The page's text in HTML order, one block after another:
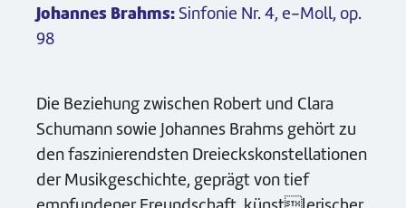
Johannes Brahms: Sinfonie Nr. 4, e-Moll, op.
98
Die Beziehung zwischen Robert und Clara
Schumann sowie Johannes Brahms gehört zu
den faszinierendsten Dreieckskonstellationen
der Musikgeschichte, geprägt von tief